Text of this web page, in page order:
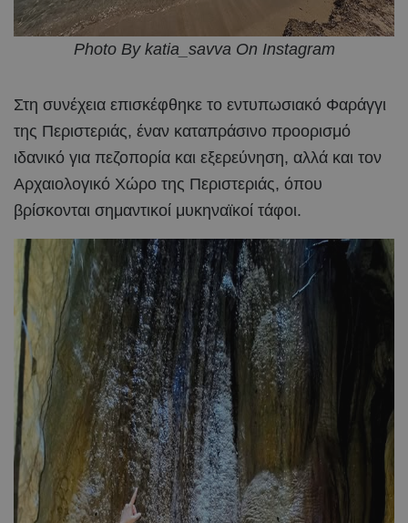
Photo By katia_savva On Instagram
Στη συνέχεια επισκέφθηκε το εντυπωσιακό Φαράγγι
της Περιστεριάς, έναν καταπράσινο προορισμό
ιδανικό για πεζοπορία και εξερεύνηση, αλλά και τον
Αρχαιολογικό Χώρο της Περιστεριάς, όπου
βρίσκονται σημαντικοί μυκηναϊκοί τάφοι.